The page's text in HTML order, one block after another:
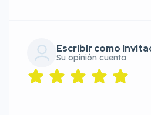
Escribir como
Su opinión cuenta